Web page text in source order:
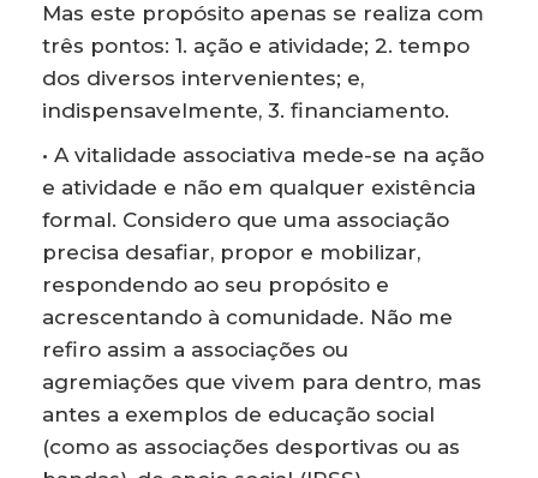
Mas este propósito apenas se realiza com
três pontos: 1. ação e atividade; 2. tempo
dos diversos intervenientes; e,
indispensavelmente, 3. financiamento.
• A vitalidade associativa mede-se na ação
e atividade e não em qualquer existência
formal. Considero que uma associação
precisa desafiar, propor e mobilizar,
respondendo ao seu propósito e
acrescentando à comunidade. Não me
refiro assim a associações ou
agremiações que vivem para dentro, mas
antes a exemplos de educação social
(como as associações desportivas ou as